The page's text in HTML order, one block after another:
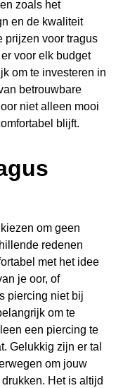
zoals het
en de kwaliteit
prijzen voor tragus
voor elk budget
om te investeren in
betrouwbare
niet alleen mooi
blijft.
om geen
redenen
met het idee
je oor, of
piercing niet bij
om te
een piercing te
Gelukkig zijn er tal
om jouw
Het is altijd